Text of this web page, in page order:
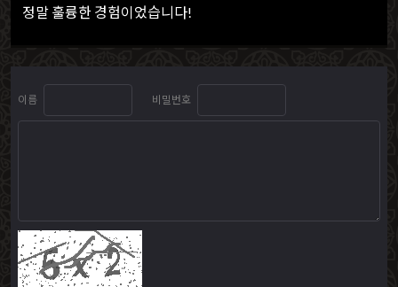
정말 훌륭한 경험이었습니다!
이름 비밀번호